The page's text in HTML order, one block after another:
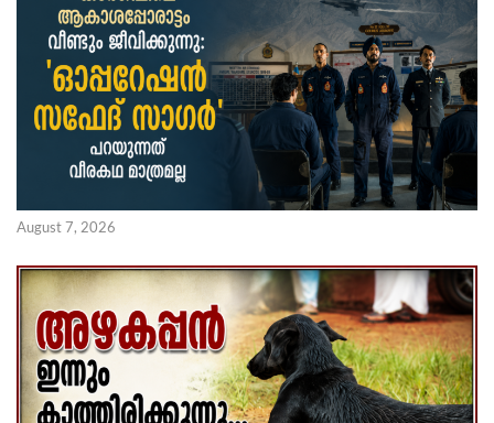
August 7, 2026